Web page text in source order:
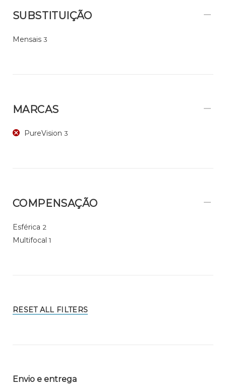
SUBSTITUIÇÃO
Mensais 3
MARCAS
PureVision 3
COMPENSAÇÃO
Esférica 2
Multifocal 1
RESET ALL FILTERS
Envio e entrega